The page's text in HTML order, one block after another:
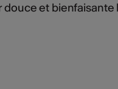
douce et